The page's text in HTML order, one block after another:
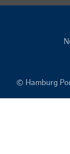
© Hamburg